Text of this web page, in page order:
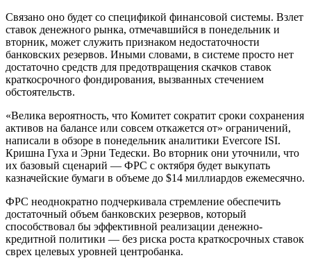
Связано оно будет со спецификой финансовой системы. Взлет
ставок денежного рынка, отмечавшийся в понедельник и
вторник, может служить признаком недостаточности
банковских резервов. Иными словами, в системе просто нет
достаточно средств для предотвращения скачков ставок
краткосрочного фондирования, вызванных стечением
обстоятельств.
«Велика вероятность, что Комитет сократит сроки сохранения
активов на балансе или совсем откажется от» ограничений,
написали в обзоре в понедельник аналитики Evercore ISI.
Кришна Гуха и Эрни Тедески. Во вторник они уточнили, что
их базовый сценарий — ФРС с октября будет выкупать
казначейские бумаги в объеме до $14 миллиардов ежемесячно.
ФРС неоднократно подчеркивала стремление обеспечить
достаточный объем банковских резервов, который
способствовал бы эффективной реализации денежно-
кредитной политики — без риска роста краткосрочных ставок
сврех целевых уровней центробанка.